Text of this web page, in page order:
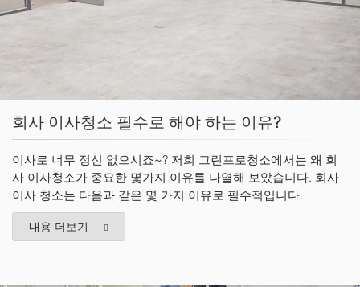
회사 이사청소 필수로 해야 하는 이유?
이사로 너무 정신 없으시죠~? 저희 그린프로청소에서는 왜 회
사 이사청소가 중요한 몇가지 이유를 나열해 보았습니다. 회사
이사 청소는 다음과 같은 몇 가지 이유로 필수적입니다.
내용 더보기